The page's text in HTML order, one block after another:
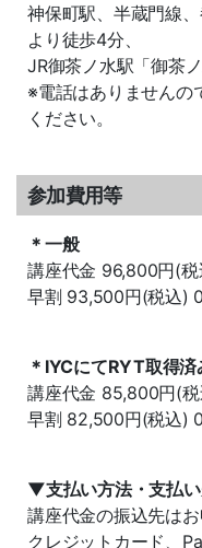
神保町駅、半蔵門線
より徒歩4分、
JR御茶ノ水駅「御茶
※電話はありませんの
ください。
参加費用等
＊一般
講座代金 96,800円(税
早割 93,500円(税込)
＊IYCにてRYT取得済
講座代金 85,800円(税
早割 82,500円(税込)
▼支払い方法・支払
講座代金の振込先は
クレジットカード、